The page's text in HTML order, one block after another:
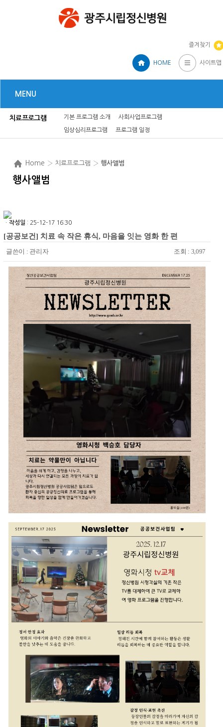
즐겨찾기
HOME 사이트맵
MENU
치료프로그램 기본 프로그램 소개 사회사업프로그램
임상심리프로그램 프로그램 일정
Home › 치료프로그램 › 행사앨범
행사앨범
ㆍ 작성일 : 25-12-17 16:30
[공공보건] 치료 속 작은 휴식, 마음을 잇는 영화 한 편
글쓴이 : 관리자 조회 : 3,097